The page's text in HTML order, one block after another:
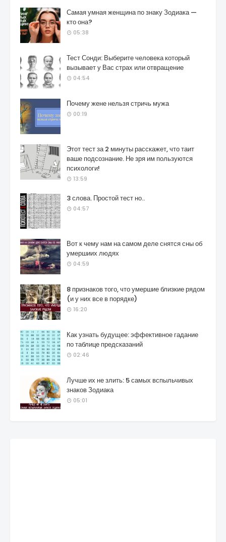
Самая умная женщина по знаку Зодиака —
кто она?
05:38
Тест Сонди: Выберите человека который
вызывает у Вас страх или отвращение
04:54
Почему жене нельзя стричь мужа
00:19
Этот тест за 2 минуты расскажет, что таит
ваше подсознание. Не зря им пользуются
психологи!
13:59
3 слова. Простой тест но..
04:57
Вот к чему нам на самом деле снятся сны об
умершиих людях
04:59
8 признаков того, что умершие близкие рядом
(и у них все в порядке)
16:20
Как узнать будущее: эффективное гадание
по таблице предсказаний
02:46
Лучше их не злить: 5 самых вспыльчивых
знаков Зодиака
05:01